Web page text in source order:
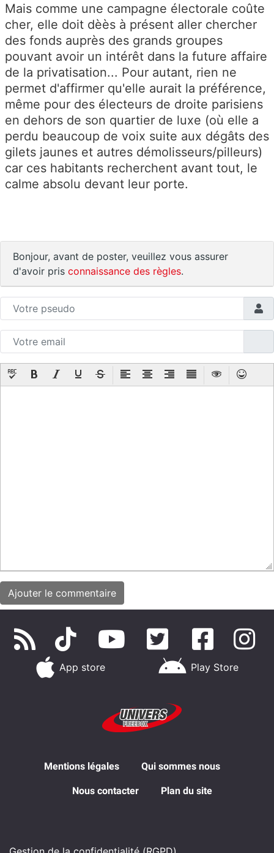
Mais comme une campagne électorale coûte
cher, elle doit dèès à présent aller chercher
des fonds auprès des grands groupes
pouvant avoir un intérêt dans la future affaire
de la privatisation... Pour autant, rien ne
permet d'affirmer qu'elle aurait la préférence,
même pour des électeurs de droite parisiens
en dehors de son quartier de luxe (où elle a
perdu beaucoup de voix suite aux dégâts des
gilets jaunes et autres démolisseurs/pilleurs)
car ces habitants recherchent avant tout, le
calme absolu devant leur porte.
Bonjour, avant de poster, veuillez vous assurer
d'avoir pris connaissance des règles.
App store Play Store
Mentions légales Qui sommes nous
Nous contacter Plan du site